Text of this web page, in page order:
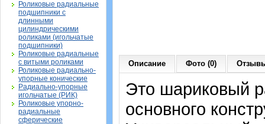
Роликовые радиальные
подшипники с
длинными
цилиндрическими
роликами (игольчатые
подшипники)
Роликовые радиальные
с витыми роликами
Роликовые радиально-
упорные конические
Радиально-упорные
игольчатые (РИК)
Роликовые упорно-
радиальные
сферические
Описание Фото (0)
Это шариковый
основного